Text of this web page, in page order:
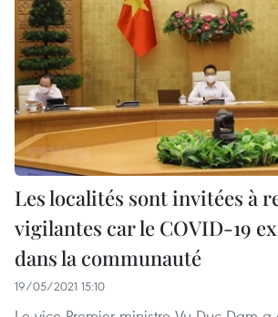
Les localités sont invitées à
vigilantes car le COVID-19
dans la communauté
19/05/2021 15:10